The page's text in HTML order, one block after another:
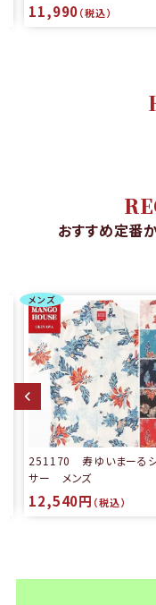
11,990（税込）
おすすめ定番
メンズ
251170 寿ゆいまーる
サー メンズ
12,540円 （税込）